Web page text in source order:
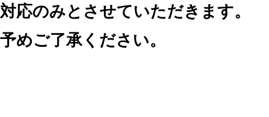
対応のみとさせていただきます。
予めご了承ください。